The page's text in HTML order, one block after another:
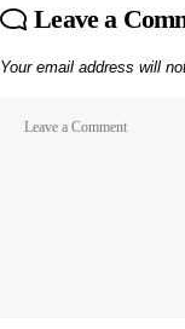
Leave a
Your email address will